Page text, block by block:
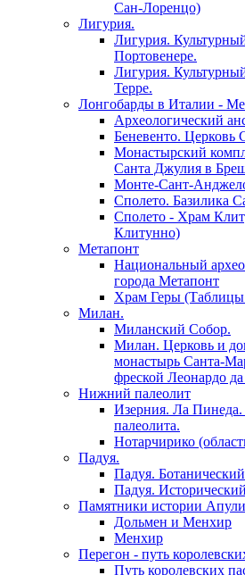
Сан-Лоренцо)
Лигурия.
Лигурия.
Портовенере.
Лигурия.
Терре.
Лонгобарды в Италии -
Археологический
Беневенто. Церковь
Монастырский
Санта Джулия в
Монте-Сант-
Сполето. Базилика
Сполето - Храм
Клитунно)
Метапонт
Национальный
города Метапонт
Храм Геры
Милан.
Миланский Собор.
Милан. Церковь и
монастырь Санта-
фреской Леонардо
Нижний палеолит
Изерния. Ла
палеолита.
Нотарчирико
Падуя.
Падуя.
Падуя.
Памятники истории
Дольмен и Менхир
Менхир
Перегон - путь
Путь королевских